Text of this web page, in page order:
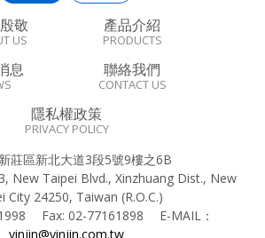
敬
US
產品介紹
PRODUCTS
息 聯絡我們
CONTACT US
隱私權政策
PRIVACY POLICY
莊區新北大道3段5號9樓之6B
New Taipei Blvd., Xinzhuang Dist., New
City 24250, Taiwan (R.O.C.)
Fax: 02-77161898 E-MAIL：
yinjin@yinjin.com.tw